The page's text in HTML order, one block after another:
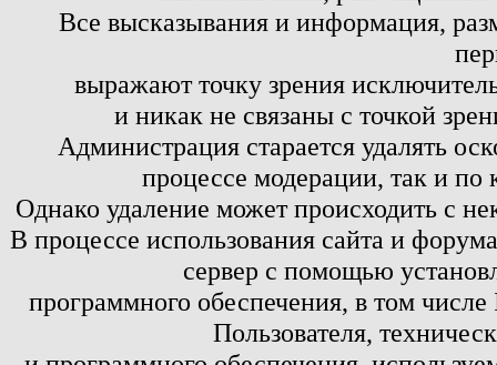
Все высказывания и информация,
выражают точку зрения
и никак не связаны с точкой
Администрация старается удалять
процессе модерации, так и по
Однако удаление может происходить с
В процессе использования сайта и
сервер с помощью
программного обеспечения, в том
Пользователя,